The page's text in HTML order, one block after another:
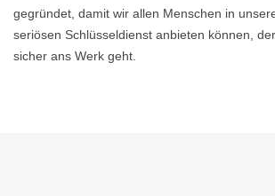
gegründet, damit wir allen Menschen in
seriösen Schlüsseldienst anbieten können,
sicher ans Werk geht.